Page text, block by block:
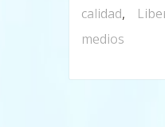
calidad,
medios